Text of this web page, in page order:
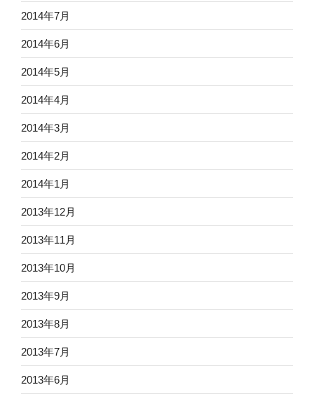
2014年7月
2014年6月
2014年5月
2014年4月
2014年3月
2014年2月
2014年1月
2013年12月
2013年11月
2013年10月
2013年9月
2013年8月
2013年7月
2013年6月